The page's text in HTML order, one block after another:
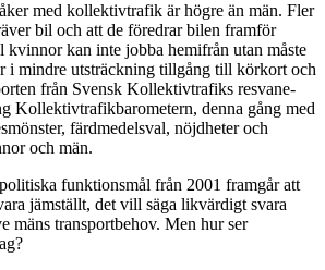
med kollektivtrafik är högre än män. Fler
bil och att de föredrar bilen framför
kvinnor kan inte jobba hemifrån utan måste
i mindre utsträckning tillgång till körkort och
från Svensk Kollektivtrafiks resvane-
Kollektivtrafikbarometern, denna gång med
färdmedelsval, nöjdheter och
och män.
funktionsmål från 2001 framgår att
jämställt, det vill säga likvärdigt svara
mäns transportbehov. Men hur ser